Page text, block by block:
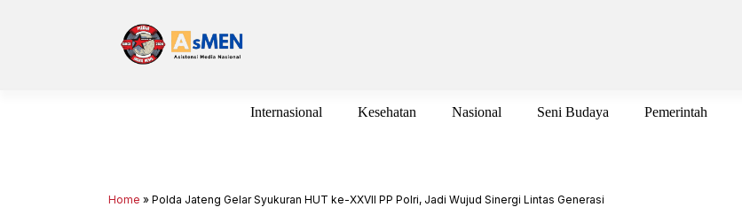
Internasional Kesehatan Nasional Seni Budaya Pemerintah
Home » Polda Jateng Gelar Syukuran HUT ke-XXVII PP Polri, Jadi Wujud Sinergi Lintas Generasi